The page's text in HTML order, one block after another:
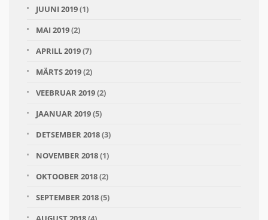
JUUNI 2019(1)
MAI 2019(2)
APRILL 2019(7)
MÄRTS 2019(2)
VEEBRUAR 2019(2)
JAANUAR 2019(5)
DETSEMBER 2018(3)
NOVEMBER 2018(1)
OKTOOBER 2018(2)
SEPTEMBER 2018(5)